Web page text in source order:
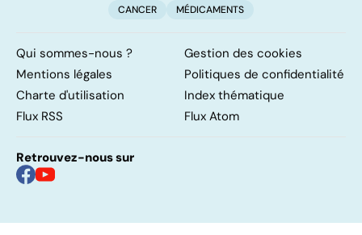
CANCER
MÉDICAMENTS
Qui sommes-nous ?
Gestion des cookies
Mentions légales
Politiques de confidentialité
Charte d'utilisation
Index thématique
Flux RSS
Flux Atom
Retrouvez-nous sur